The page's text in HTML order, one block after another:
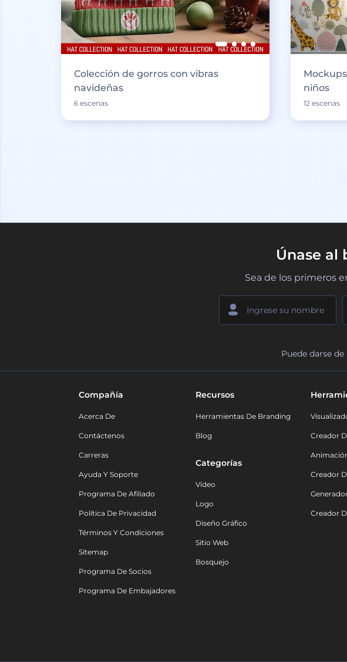
Colección de gorros con vibras
navideñas
6 escenas
niños
12 escenas
Únase al
Sea de los primeros
Puede darse
Compañía
Acerca De
Contáctenos
Carreras
Ayuda Y Soporte
Programa De Afiliado
Política De Privacidad
Términos Y Condiciones
Sitemap
Programa De Socios
Programa De Embajadores
Recursos
Herramientas De Branding
Blog
Categorías
Vídeo
Logo
Diseño Gráfico
Sitio Web
Bosquejo
Creador
Creador
Creador